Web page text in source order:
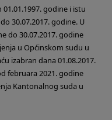
godine i istu
30.07.2017. godine. U
do 30.07.2017. godine
u Općinskom sudu u
izabran dana 01.08.2017.
februara 2021. godine
Kantonalnog suda u